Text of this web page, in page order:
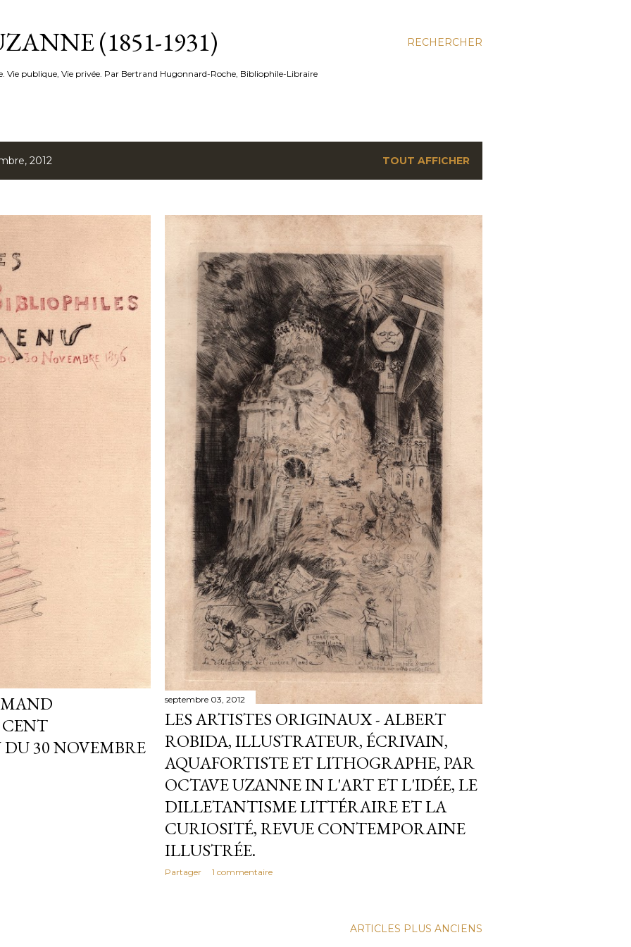
RECHERCHER
(1851-1931)
Vie publique, Vie privée. Par Bertrand Hugonnard-Roche, Bibliophile-Libraire
2012 TOUT AFFICHER
CENT
30 NOVEMBRE
septembre 03, 2012
LES ARTISTES ORIGINAUX - ALBERT
ROBIDA, ILLUSTRATEUR, ÉCRIVAIN,
AQUAFORTISTE ET LITHOGRAPHE, PAR
OCTAVE UZANNE IN L'ART ET L'IDÉE, LE
DILLETANTISME LITTÉRAIRE ET LA
CURIOSITÉ, REVUE CONTEMPORAINE
ILLUSTRÉE.
Partager 1 commentaire
ARTICLES PLUS ANCIENS